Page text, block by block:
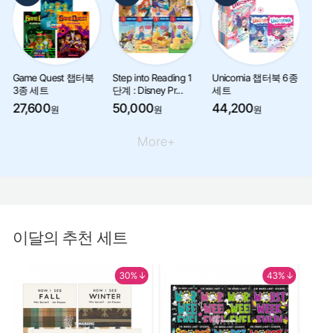
Game Quest 챕터북
3종 세트
27,600원
Step into Reading 1
단계 : Disney Pr...
50,000원
Unicornia 챕터북 6종
세트
44,200원
More+
이달의 추천 세트
30%↓ 43%↓